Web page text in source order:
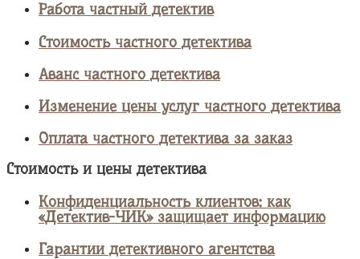
Работа частный детектив
Стоимость частного детектива
Аванс частного детектива
Изменение цены услуг частного детектива
Оплата частного детектива за заказ
Стоимость и цены детектива
Конфиденциальность клиентов: как
«Детектив-ЧИК» защищает информацию
Гарантии детективного агентства